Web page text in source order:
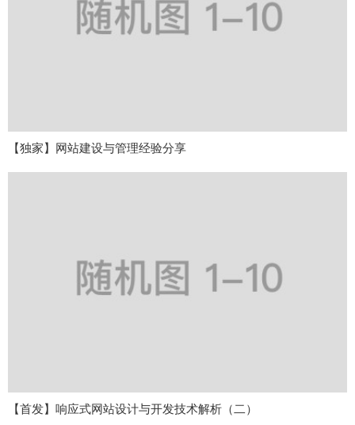
【独家】网站建设与管理经验分享
【首发】响应式网站设计与开发技术解析（二）